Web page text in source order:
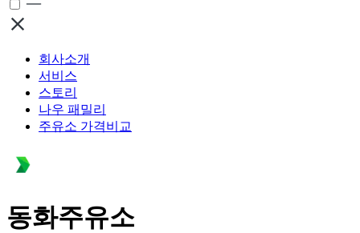
회사소개
서비스
스토리
나우 패밀리
주유소 가격비교
동화주유소